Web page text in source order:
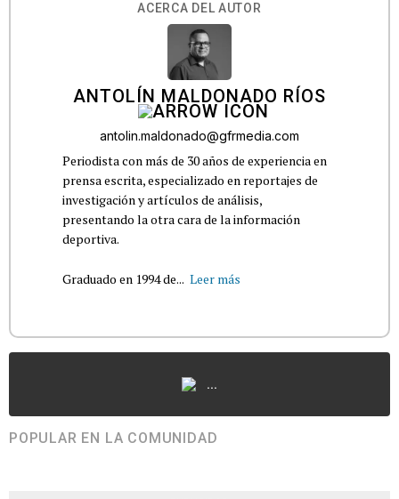
ACERCA DEL AUTOR
ANTOLÍN MALDONADO RÍOS
antolin.maldonado@gfrmedia.com
Periodista con más de 30 años de experiencia en
prensa escrita, especializado en reportajes de
investigación y artículos de análisis,
presentando la otra cara de la información
deportiva.
Graduado en 1994 de... Leer más
...
POPULAR EN LA COMUNIDAD